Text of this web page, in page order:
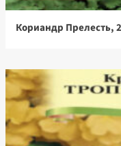
Кориандр Прелесть,